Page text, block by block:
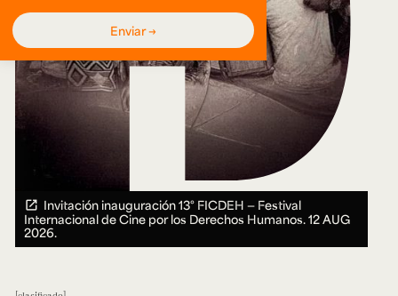
Invitación inauguración 13° FICDEH — Festival
Internacional de Cine por los Derechos Humanos.12 AUG
2026.